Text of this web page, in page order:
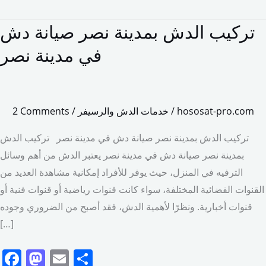
تركيب الدش بمدينة نصر صيانة دش
في مدينة نصر
2 Comments / خدمات الدش والرسيفر / hososat-pro.com
تركيب الدش بمدينة نصر صيانة دش في مدينة نصر تركيب الدش
بمدينة نصر صيانة دش في مدينة نصر يعتبر الدش من أهم وسائل
الترفيه في المنزل، حيث يوفر للأفراد إمكانية مشاهدة العديد من
القنوات الفضائية المختلفة، سواء كانت قنوات رياضية أو قنوات فنية أو
قنوات أخبارية. ونظرًا لأهمية الدش، فقد أصبح من الضروري وجوده
[…]
F M E
تركيب
الدش
بمدينة
دش
مدينة